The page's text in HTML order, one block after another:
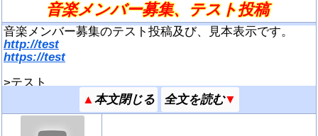
音楽メンバー募集、テスト投稿
音楽メンバー募集のテスト投稿及び、見本表示です。
http://test
https://test
>テスト
▲ ▼